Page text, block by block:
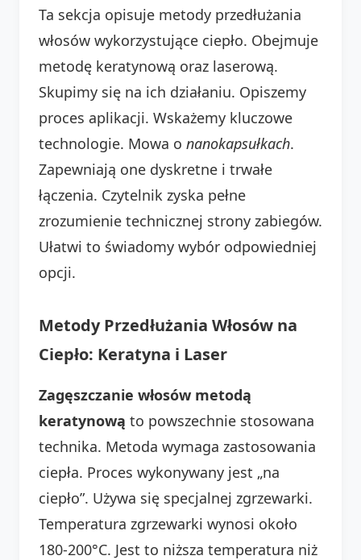
Ta sekcja opisuje metody przedłużania
włosów wykorzystujące ciepło. Obejmuje
metodę keratynową oraz laserową.
Skupimy się na ich działaniu. Opiszemy
proces aplikacji. Wskażemy kluczowe
technologie. Mowa o nanokapsułkach.
Zapewniają one dyskretne i trwałe
łączenia. Czytelnik zyska pełne
zrozumienie technicznej strony zabiegów.
Ułatwi to świadomy wybór odpowiedniej
opcji.
Metody Przedłużania Włosów na
Ciepło: Keratyna i Laser
Zagęszczanie włosów metodą
keratynową to powszechnie stosowana
technika. Metoda wymaga zastosowania
ciepła. Proces wykonywany jest „na
ciepło”. Używa się specjalnej zgrzewarki.
Temperatura zgrzewarki wynosi około
180-200°C. Jest to niższa temperatura niż